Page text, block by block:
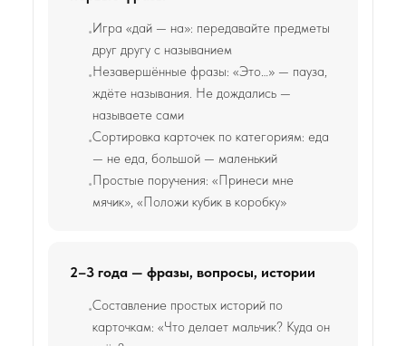
Игра «дай — на»: передавайте предметы
друг другу с называнием
Незавершённые фразы: «Это…» — пауза,
ждёте называния. Не дождались —
называете сами
Сортировка карточек по категориям: еда
— не еда, большой — маленький
Простые поручения: «Принеси мне
мячик», «Положи кубик в коробку»
2–3 года — фразы, вопросы, истории
Составление простых историй по
карточкам: «Что делает мальчик? Куда он